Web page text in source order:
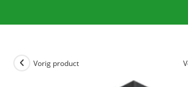
Vorig product